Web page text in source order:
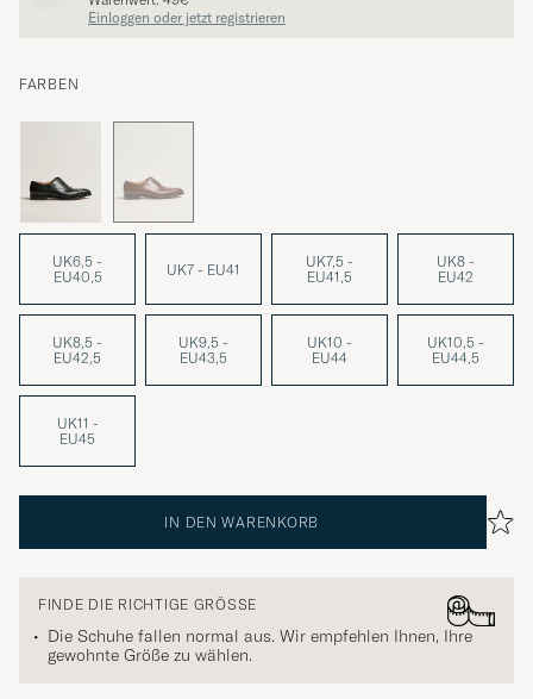
Einloggen oder jetzt registrieren
FARBEN
UK6,5 -
EU40,5
UK7 - EU41
UK7,5 -
EU41,5
UK8 -
EU42
UK8,5 -
EU42,5
UK9,5 -
EU43,5
UK10 -
EU44
UK10,5 -
EU44,5
UK11 -
EU45
IN DEN WARENKORB
FINDE DIE RICHTIGE GRÖSSE
Die Schuhe fallen normal aus. Wir empfehlen Ihnen, Ihre
gewohnte Größe zu wählen.